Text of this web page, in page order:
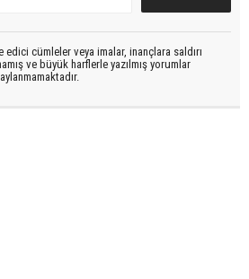
cümleler veya imalar, inançlara saldırı
ve büyük harflerle yazılmış yorumlar